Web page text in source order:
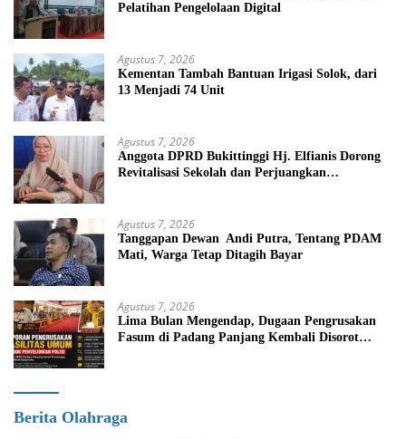
Pelatihan Pengelolaan Digital
Agustus 7, 2026
Kementan Tambah Bantuan Irigasi Solok, dari
13 Menjadi 74 Unit
Agustus 7, 2026
Anggota DPRD Bukittinggi Hj. Elfianis Dorong
Revitalisasi Sekolah dan Perjuangkan
Agustus 7, 2026
Tanggapan Dewan Andi Putra, Tentang PDAM
Mati, Warga Tetap Ditagih Bayar
Agustus 7, 2026
Lima Bulan Mengendap, Dugaan Pengrusakan
Fasum di Padang Panjang Kembali Disorot
Berita Olahraga